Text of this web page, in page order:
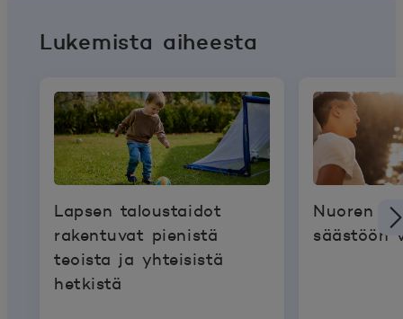
Lukemista aiheesta
Lapsen taloustaidot
rakentuvat pienistä
teoista ja yhteisistä
hetkistä
Nuoren
säästöön